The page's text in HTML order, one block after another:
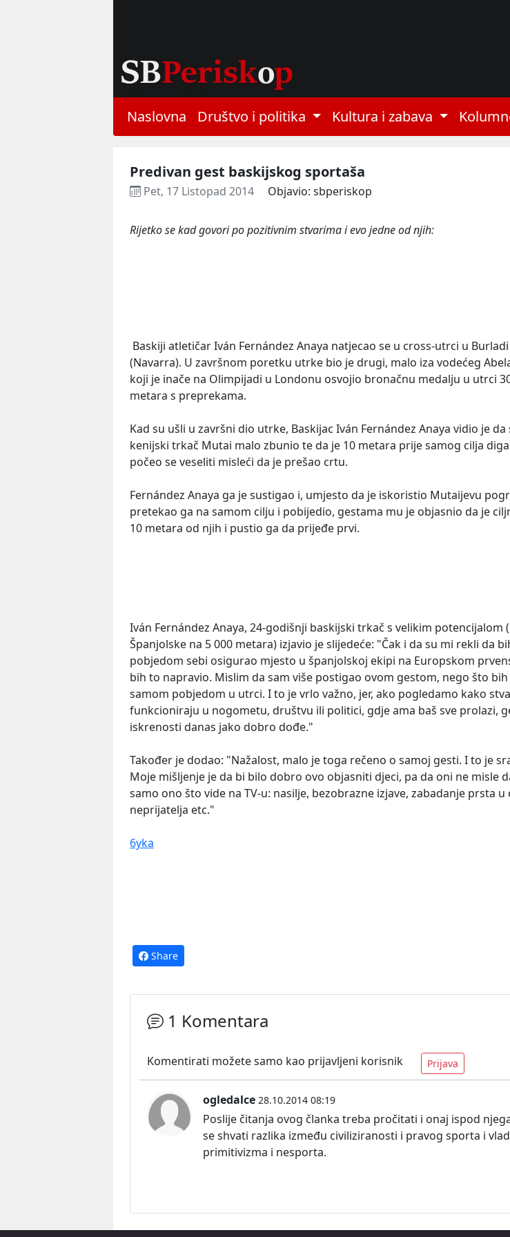
Naslovna Društvo i politika Kultura i zabava
Predivan gest baskijskog sportaša
Pet, 17 Listopad 2014 Objavio: sbperiskop
Rijetko se kad govori po pozitivnim stvarima i evo jedne od njih:
Baskiji atletičar Iván Fernández Anaya natjecao se u cross-utrci u Burladi
(Navarra). U završnom poretku utrke bio je drugi, malo iza vodećeg
koji je inače na Olimpijadi u Londonu osvojio bronačnu medalju u utrci
metara s preprekama.
Kad su ušli u završni dio utrke, Baskijac Iván Fernández Anaya vidio je da
kenijski trkač Mutai malo zbunio te da je 10 metara prije samog cilja
počeo se veseliti misleći da je prešao crtu.
Fernández Anaya ga je sustigao i, umjesto da je iskoristio Mutaijevu
pretekao ga na samom cilju i pobijedio, gestama mu je objasnio da je
10 metara od njih i pustio ga da prijeđe prvi.
Iván Fernández Anaya, 24-godišnji baskijski trkač s velikim potencijalom
Španjolske na 5 000 metara) izjavio je slijedeće: "Čak i da su mi rekli da
pobjedom sebi osigurao mjesto u španjolskoj ekipi na Europskom
bih to napravio. Mislim da sam više postigao ovom gestom, nego što
samom pobjedom u utrci. I to je vrlo važno, jer, ako pogledamo kako
funkcioniraju u nogometu, društvu ili politici, gdje ama baš sve prolazi,
iskrenosti danas jako dobro dođe."
Također je dodao: "Nažalost, malo je toga rečeno o samoj gesti. I to je
Moje mišljenje je da bi bilo dobro ovo objasniti djeci, pa da oni ne misle
samo ono što vide na TV-u: nasilje, bezobrazne izjave, zabadanje prsta u
neprijatelja etc."
6yka
Share
1 Komentara
Komentirati možete samo kao prijavljeni korisnik Prijava
ogledalce 28.10.2014 08:19
Poslije čitanja ovog članka treba pročitati i onaj ispod
se shvati razlika između civiliziranosti i pravog sporta i
primitivizma i nesporta.